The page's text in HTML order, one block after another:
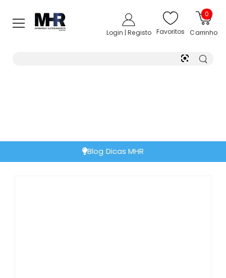
Login | Registo Favoritos
0
Carrinho
Blog Dicas MHR